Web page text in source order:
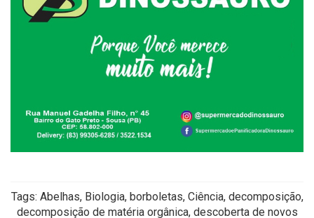
Tags: Abelhas, Biologia, borboletas, Ciência, decomposição,
decomposição de matéria orgânica, descoberta de novos